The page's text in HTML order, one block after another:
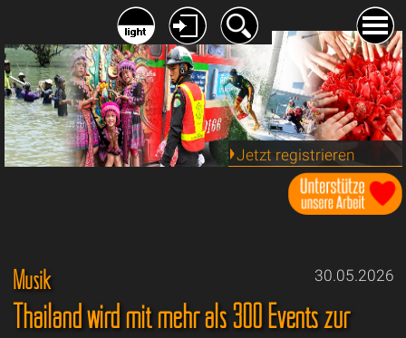
Jetzt registrieren
30.05.2026
Musik
Thailand wird mit mehr als 300 Events zur